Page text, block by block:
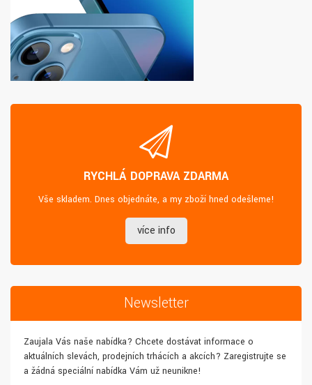
RYCHLÁ DOPRAVA ZDARMA
Vše skladem. Dnes objednáte, a my zboží hned odešleme!
více info
Newsletter
Zaujala Vás naše nabídka? Chcete dostávat informace o
aktuálních slevách, prodejních trhácích a akcích? Zaregistrujte se
a žádná speciální nabídka Vám už neunikne!